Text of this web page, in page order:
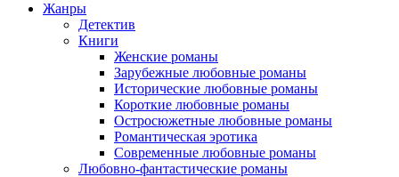
Жанры
Детектив
Книги
Женские романы
Зарубежные любовные романы
Исторические любовные романы
Короткие любовные романы
Остросюжетные любовные романы
Романтическая эротика
Современные любовные романы
Любовно-фантастические романы